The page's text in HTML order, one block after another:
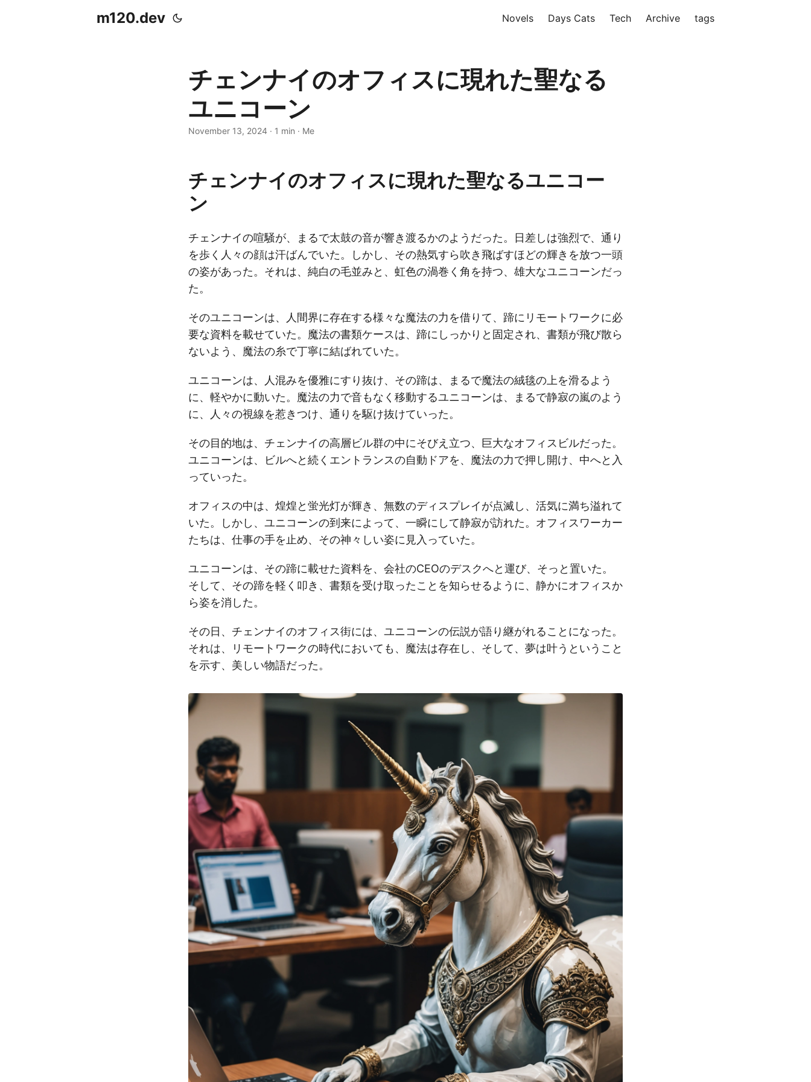
m120.dev Novels Days Cats Tech Archive tags
チェンナイのオフィスに現れた聖なる
ユニコーン
November 13, 2024 · 1 min · Me
チェンナイのオフィスに現れた聖なるユニコー
ン
チェンナイの喧騒が、まるで太鼓の音が響き渡るかのようだった。日差しは強烈で、通り
を歩く人々の顔は汗ばんでいた。しかし、その熱気すら吹き飛ばすほどの輝きを放つ一頭
の姿があった。それは、純白の毛並みと、虹色の渦巻く角を持つ、雄大なユニコーンだっ
た。
そのユニコーンは、人間界に存在する様々な魔法の力を借りて、蹄にリモートワークに必
要な資料を載せていた。魔法の書類ケースは、蹄にしっかりと固定され、書類が飛び散ら
ないよう、魔法の糸で丁寧に結ばれていた。
ユニコーンは、人混みを優雅にすり抜け、その蹄は、まるで魔法の絨毯の上を滑るよう
に、軽やかに動いた。魔法の力で音もなく移動するユニコーンは、まるで静寂の嵐のよう
に、人々の視線を惹きつけ、通りを駆け抜けていった。
その目的地は、チェンナイの高層ビル群の中にそびえ立つ、巨大なオフィスビルだった。
ユニコーンは、ビルへと続くエントランスの自動ドアを、魔法の力で押し開け、中へと入
っていった。
オフィスの中は、煌煌と蛍光灯が輝き、無数のディスプレイが点滅し、活気に満ち溢れて
いた。しかし、ユニコーンの到来によって、一瞬にして静寂が訪れた。オフィスワーカー
たちは、仕事の手を止め、その神々しい姿に見入っていた。
ユニコーンは、その蹄に載せた資料を、会社のCEOのデスクへと運び、そっと置いた。
そして、その蹄を軽く叩き、書類を受け取ったことを知らせるように、静かにオフィスか
ら姿を消した。
その日、チェンナイのオフィス街には、ユニコーンの伝説が語り継がれることになった。
それは、リモートワークの時代においても、魔法は存在し、そして、夢は叶うということ
を示す、美しい物語だった。